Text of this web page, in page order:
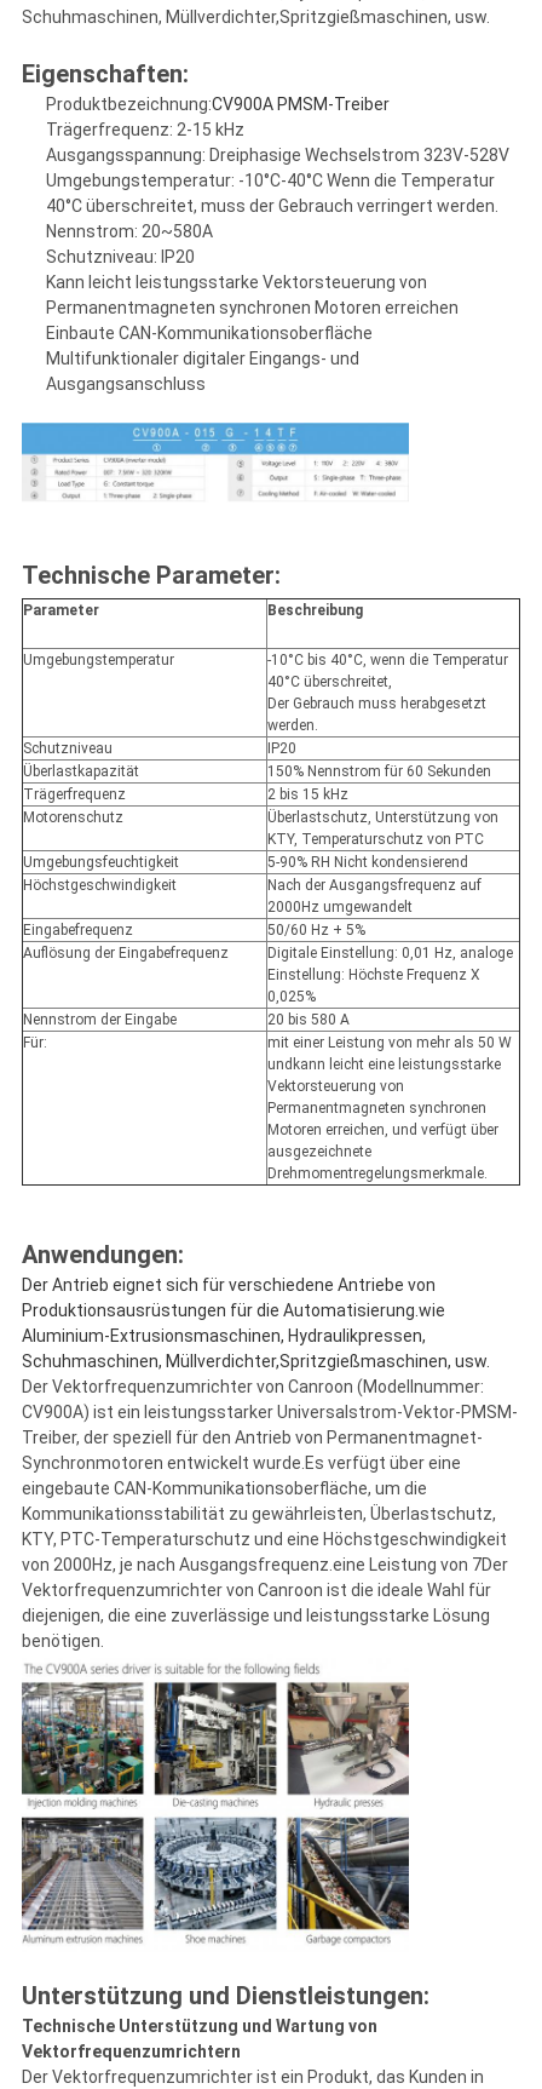
Schuhmaschinen, Müllverdichter,Spritzgießmaschinen, usw.
Eigenschaften:
Produktbezeichnung:CV900A PMSM-Treiber
Trägerfrequenz: 2-15 kHz
Ausgangsspannung: Dreiphasige Wechselstrom 323V-528V
Umgebungstemperatur: -10°C-40°C Wenn die Temperatur
40°C überschreitet, muss der Gebrauch verringert werden.
Nennstrom: 20~580A
Schutzniveau: IP20
Kann leicht leistungsstarke Vektorsteuerung von
Permanentmagneten synchronen Motoren erreichen
Einbaute CAN-Kommunikationsoberfläche
Multifunktionaler digitaler Eingangs- und
Ausgangsanschluss
Technische Parameter:
Parameter Beschreibung
Umgebungstemperatur
-10°C bis 40°C, wenn die Temperatur
40°C überschreitet,
Der Gebrauch muss herabgesetzt
werden.
Schutzniveau
IP20
Überlastkapazität
150% Nennstrom für 60 Sekunden
Trägerfrequenz
2 bis 15 kHz
Motorenschutz
Überlastschutz, Unterstützung von
KTY, Temperaturschutz von PTC
Umgebungsfeuchtigkeit
5-90% RH Nicht kondensierend
Höchstgeschwindigkeit
Nach der Ausgangsfrequenz auf
2000Hz umgewandelt
Eingabefrequenz
50/60 Hz + 5%
Auflösung der Eingabefrequenz
Digitale Einstellung: 0,01 Hz, analoge
Einstellung: Höchste Frequenz X
0,025%
Nennstrom der Eingabe
20 bis 580 A
Für:
mit einer Leistung von mehr als 50 W
undkann leicht eine leistungsstarke
Vektorsteuerung von
Permanentmagneten synchronen
Motoren erreichen, und verfügt über
ausgezeichnete
Drehmomentregelungsmerkmale.
Anwendungen:
Der Antrieb eignet sich für verschiedene Antriebe von
Produktionsausrüstungen für die Automatisierung.wie
Aluminium-Extrusionsmaschinen, Hydraulikpressen,
Schuhmaschinen, Müllverdichter,Spritzgießmaschinen, usw.
Der Vektorfrequenzumrichter von Canroon (Modellnummer:
CV900A) ist ein leistungsstarker Universalstrom-Vektor-PMSM-
Treiber, der speziell für den Antrieb von Permanentmagnet-
Synchronmotoren entwickelt wurde.Es verfügt über eine
eingebaute CAN-Kommunikationsoberfläche, um die
Kommunikationsstabilität zu gewährleisten, Überlastschutz,
KTY, PTC-Temperaturschutz und eine Höchstgeschwindigkeit
von 2000Hz, je nach Ausgangsfrequenz.eine Leistung von 7Der
Vektorfrequenzumrichter von Canroon ist die ideale Wahl für
diejenigen, die eine zuverlässige und leistungsstarke Lösung
benötigen.
Unterstützung und Dienstleistungen:
Technische Unterstützung und Wartung von
Vektorfrequenzumrichtern
Der Vektorfrequenzumrichter ist ein Produkt, das Kunden in